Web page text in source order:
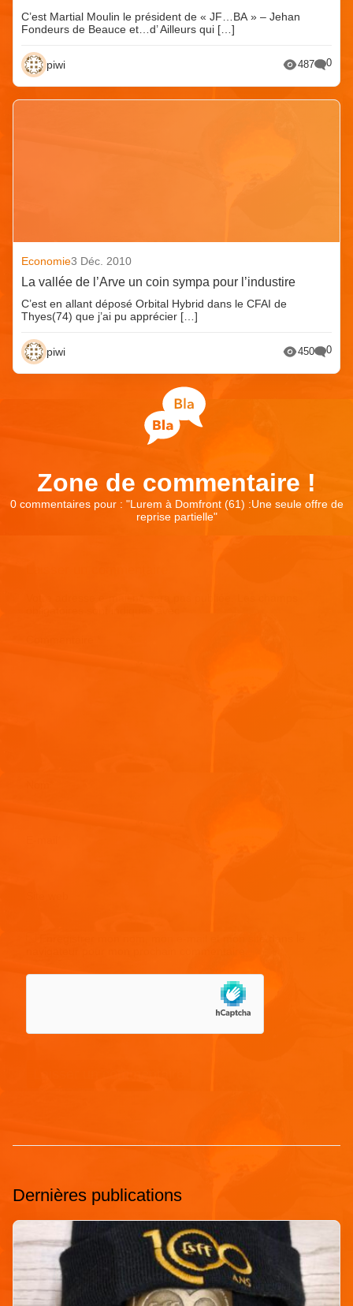
C’est Martial Moulin le président de « JF…BA » – Jehan
Fondeurs de Beauce et…d’ Ailleurs qui […]
piwi 487 0
Economie3 Déc. 2010
La vallée de l’Arve un coin sympa pour l’industire
C’est en allant déposé Orbital Hybrid dans le CFAI de
Thyes(74) que j’ai pu apprécier […]
piwi 450 0
Zone de commentaire !
0 commentaires pour : "Lurem à Domfront (61) :Une seule offre de
reprise partielle"
Dernières publications